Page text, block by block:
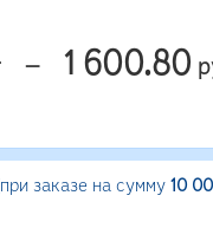
— 1 600.80
заказе на сумму 10